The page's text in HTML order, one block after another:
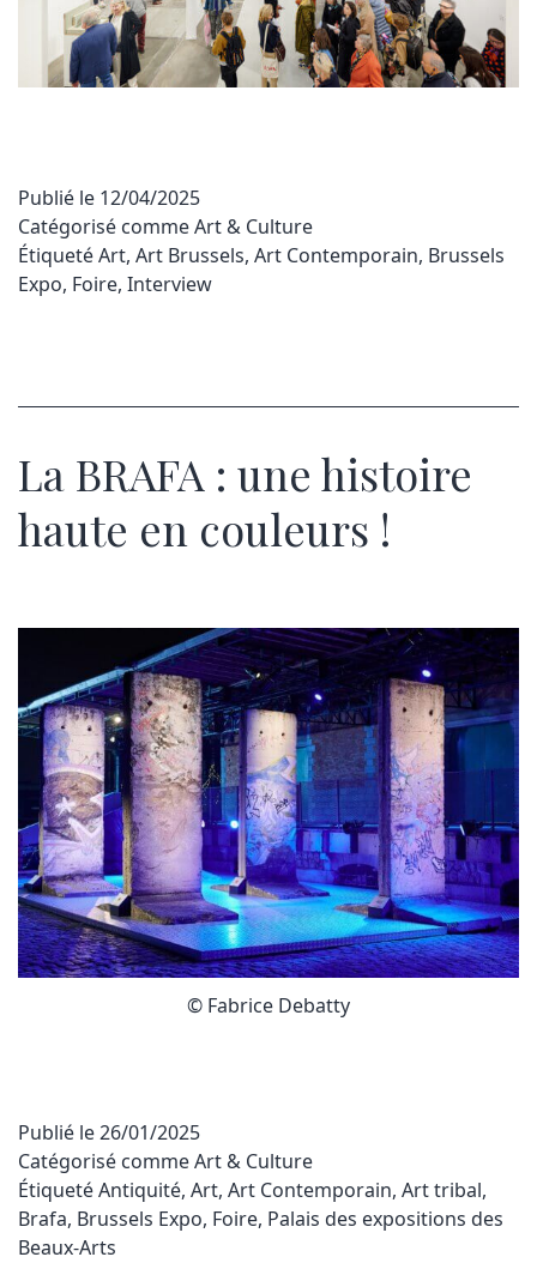
Publié le 12/04/2025
Catégorisé commeArt & Culture
ÉtiquetéArt, Art Brussels, Art Contemporain, Brussels
Expo, Foire, Interview
La BRAFA : une histoire
haute en couleurs !
© Fabrice Debatty
Publié le26/01/2025
Catégorisé commeArt & Culture
ÉtiquetéAntiquité, Art, Art Contemporain, Art tribal,
Brafa, Brussels Expo, Foire, Palais des expositions des
Beaux-Arts